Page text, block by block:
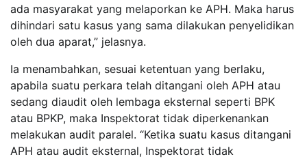
ada masyarakat yang melaporkan ke APH. Maka harus
dihindari satu kasus yang sama dilakukan penyelidikan
oleh dua aparat,” jelasnya.
Ia menambahkan, sesuai ketentuan yang berlaku,
apabila suatu perkara telah ditangani oleh APH atau
sedang diaudit oleh lembaga eksternal seperti BPK
atau BPKP, maka Inspektorat tidak diperkenankan
melakukan audit paralel. “Ketika suatu kasus ditangani
APH atau audit eksternal, Inspektorat tidak